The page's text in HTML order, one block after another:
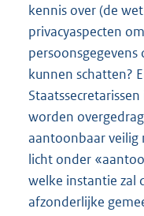
kennis over (de
privacyaspecten
kunnen schatten?
worden
aantoonbaar veilig
licht onder
welke instantie zal
afzonderlijke